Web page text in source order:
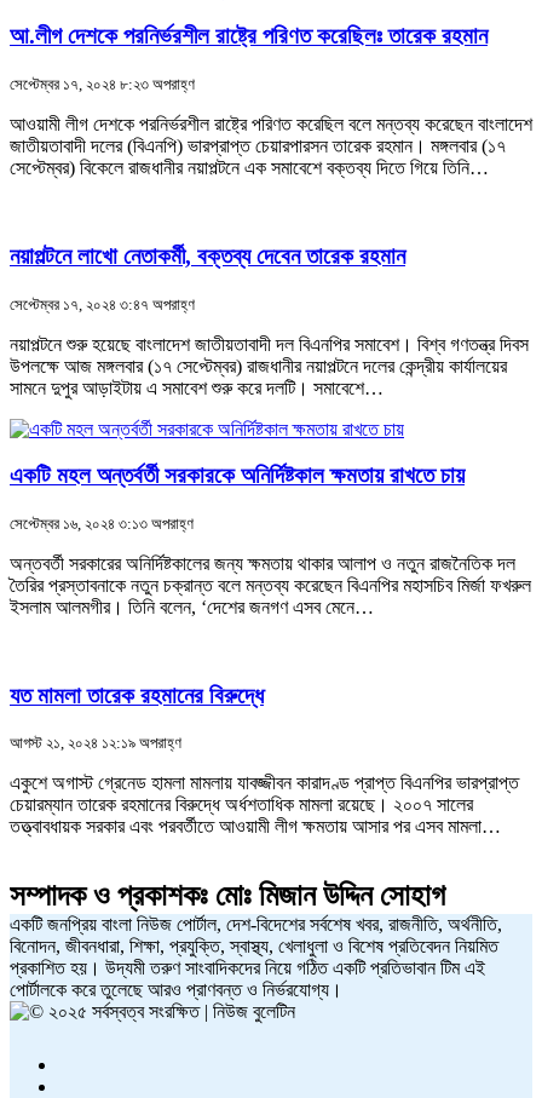
আ.লীগ দেশকে পরনির্ভরশীল রাষ্ট্রে পরিণত করেছিলঃ তারেক রহমান
সেপ্টেম্বর ১৭, ২০২৪ ৮:২৩ অপরাহ্ণ
আওয়ামী লীগ দেশকে পরনির্ভরশীল রাষ্ট্রে পরিণত করেছিল বলে মন্তব্য করেছেন বাংলাদেশ
জাতীয়তাবাদী দলের (বিএনপি) ভারপ্রাপ্ত চেয়ারপারসন তারেক রহমান। মঙ্গলবার (১৭
সেপ্টেম্বর) বিকেলে রাজধানীর নয়াপল্টনে এক সমাবেশে বক্তব্য দিতে গিয়ে তিনি…
নয়াপল্টনে লাখো নেতাকর্মী, বক্তব্য দেবেন তারেক রহমান
সেপ্টেম্বর ১৭, ২০২৪ ৩:৪৭ অপরাহ্ণ
নয়াপল্টনে শুরু হয়েছে বাংলাদেশ জাতীয়তাবাদী দল বিএনপির সমাবেশ। বিশ্ব গণতন্ত্র দিবস
উপলক্ষে আজ মঙ্গলবার (১৭ সেপ্টেম্বর) রাজধানীর নয়াপল্টনে দলের কেন্দ্রীয় কার্যালয়ের
সামনে দুপুর আড়াইটায় এ সমাবেশ শুরু করে দলটি। সমাবেশে…
একটি মহল অন্তর্বর্তী সরকারকে অনির্দিষ্টকাল ক্ষমতায় রাখতে চায়
সেপ্টেম্বর ১৬, ২০২৪ ৩:১৩ অপরাহ্ণ
অন্তবর্তী সরকারের অনির্দিষ্টকালের জন্য ক্ষমতায় থাকার আলাপ ও নতুন রাজনৈতিক দল
তৈরির প্রস্তাবনাকে নতুন চক্রান্ত বলে মন্তব্য করেছেন বিএনপির মহাসচিব মির্জা ফখরুল
ইসলাম আলমগীর। তিনি বলেন, ‘দেশের জনগণ এসব মেনে…
যত মামলা তারেক রহমানের বিরুদ্ধে
আগস্ট ২১, ২০২৪ ১২:১৯ অপরাহ্ণ
একুশে অগাস্ট গ্রেনেড হামলা মামলায় যাবজ্জীবন কারাদণ্ড প্রাপ্ত বিএনপির ভারপ্রাপ্ত
চেয়ারম্যান তারেক রহমানের বিরুদ্ধে অর্ধশতাধিক মামলা রয়েছে। ২০০৭ সালের
তত্ত্বাবধায়ক সরকার এবং পরবর্তীতে আওয়ামী লীগ ক্ষমতায় আসার পর এসব মামলা…
সম্পাদক ও প্রকাশকঃ মোঃ মিজান উদ্দিন সোহাগ
একটি জনপ্রিয় বাংলা নিউজ পোর্টাল, দেশ-বিদেশের সর্বশেষ খবর, রাজনীতি, অর্থনীতি,
বিনোদন, জীবনধারা, শিক্ষা, প্রযুক্তি, স্বাস্থ্য, খেলাধুলা ও বিশেষ প্রতিবেদন নিয়মিত
প্রকাশিত হয়। উদ্যমী তরুণ সাংবাদিকদের নিয়ে গঠিত একটি প্রতিভাবান টিম এই
পোর্টালকে করে তুলেছে আরও প্রাণবন্ত ও নির্ভরযোগ্য।